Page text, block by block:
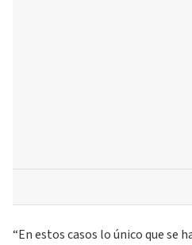
“En estos casos lo único que se